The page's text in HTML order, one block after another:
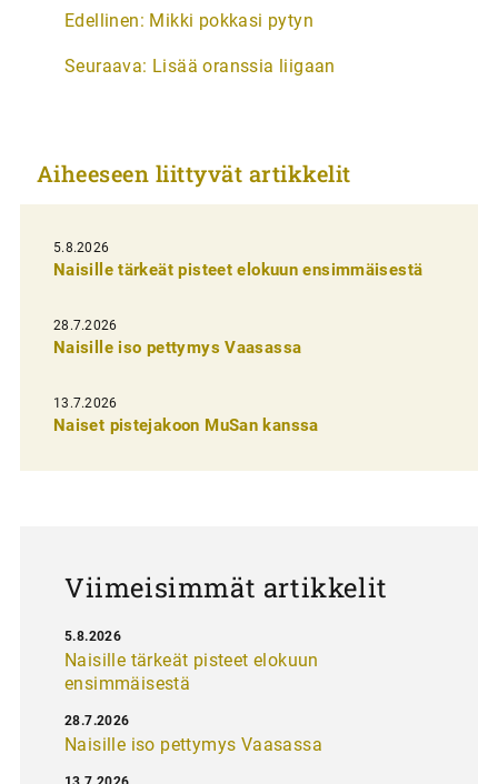
t
k
e
l
i
e
n
e
Edellinen: Mikki pokkasi pytyn
Seuraava: Lisää oranssia liigaan
Aiheeseen liittyvät artikkelit
5.8.2026
Naisille tärkeät pisteet elokuun ensimmäisestä
28.7.2026
Naisille iso pettymys Vaasassa
13.7.2026
Naiset pistejakoon MuSan kanssa
Viimeisimmät artikkelit
Naisille tärkeät pisteet elokuun
ensimmäisestä
5.8.2026
Naisille iso pettymys Vaasassa
28.7.2026